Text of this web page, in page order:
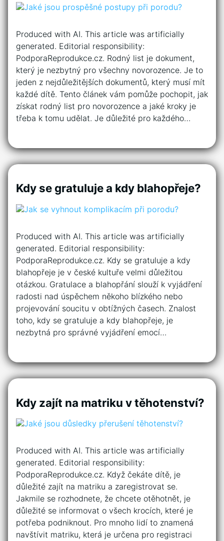
Produced with AI. This article was artificially
generated. Editorial responsibility:
PodporaReprodukce.cz. Rodný list je dokument,
který je nezbytný pro všechny novorozence. Je to
jeden z nejdůležitějších dokumentů, který musí mít
každé dítě. Tento článek vám pomůže pochopit, jak
získat rodný list pro novorozence a jaké kroky je
třeba k tomu udělat. Je důležité pro každého…
Kdy se gratuluje a kdy blahopřeje?
Produced with AI. This article was artificially
generated. Editorial responsibility:
PodporaReprodukce.cz. Kdy se gratuluje a kdy
blahopřeje je v české kultuře velmi důležitou
otázkou. Gratulace a blahopřání slouží k vyjádření
radosti nad úspěchem někoho blízkého nebo
projevování soucitu v obtížných časech. Znalost
toho, kdy se gratuluje a kdy blahopřeje, je
nezbytná pro správné vyjádření emocí…
Kdy zajít na matriku v těhotenství?
Produced with AI. This article was artificially
generated. Editorial responsibility:
PodporaReprodukce.cz. Když čekáte dítě, je
důležité zajít na matriku a zaregistrovat se.
Jakmile se rozhodnete, že chcete otěhotnět, je
důležité se informovat o všech krocích, které je
potřeba podniknout. Pro mnoho lidí to znamená
navštívit matriku, která je určena pro registraci